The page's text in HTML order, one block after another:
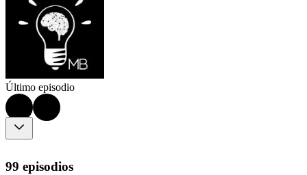
Último episodio
99 episodios